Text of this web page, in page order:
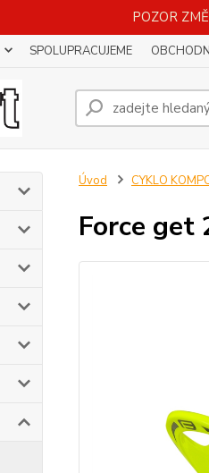
POZOR
SPOLUPRACUJEME
Úvod CYKLO
Force get